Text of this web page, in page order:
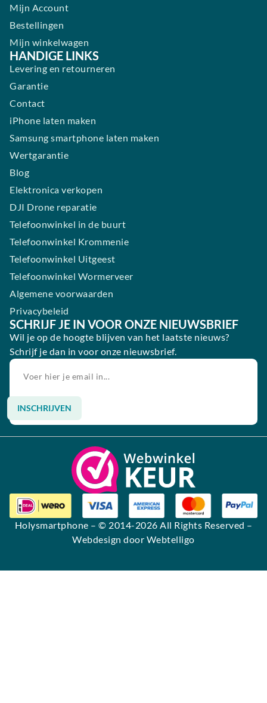
Mijn Account
Bestellingen
Mijn winkelwagen
HANDIGE LINKS
Levering en retourneren
Garantie
Contact
iPhone laten maken
Samsung smartphone laten maken
Wertgarantie
Blog
Elektronica verkopen
DJI Drone reparatie
Telefoonwinkel in de buurt
Telefoonwinkel Krommenie
Telefoonwinkel Uitgeest
Telefoonwinkel Wormerveer
Algemene voorwaarden
Privacybeleid
SCHRIJF JE IN VOOR ONZE NIEUWSBRIEF
Wil je op de hoogte blijven van het laatste nieuws?
Schrijf je dan in voor onze nieuwsbrief.
INSCHRIJVEN
Alternative:
Holysmartphone – © 2014-2026 All Rights Reserved –
Webdesign door Webtelligo